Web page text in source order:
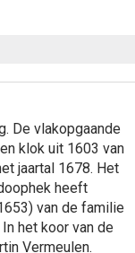
De vlakopgaande
klok uit 1603 van
jaartal 1678. Het
heeft
van de familie
het koor van de
Vermeulen.